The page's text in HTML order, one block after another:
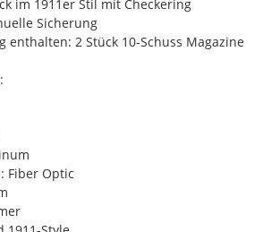
im 1911er Stil mit Checkering
Sicherung
2 Stück 10-Schuss Magazine
Fiber Optic